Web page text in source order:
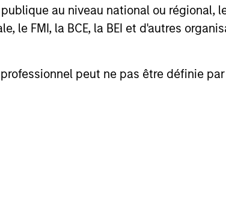
au niveau national ou
le FMI, la BCE, la BEI et d'autres
peut ne pas être définie
Saigal
Director
Jun Xu
Managing